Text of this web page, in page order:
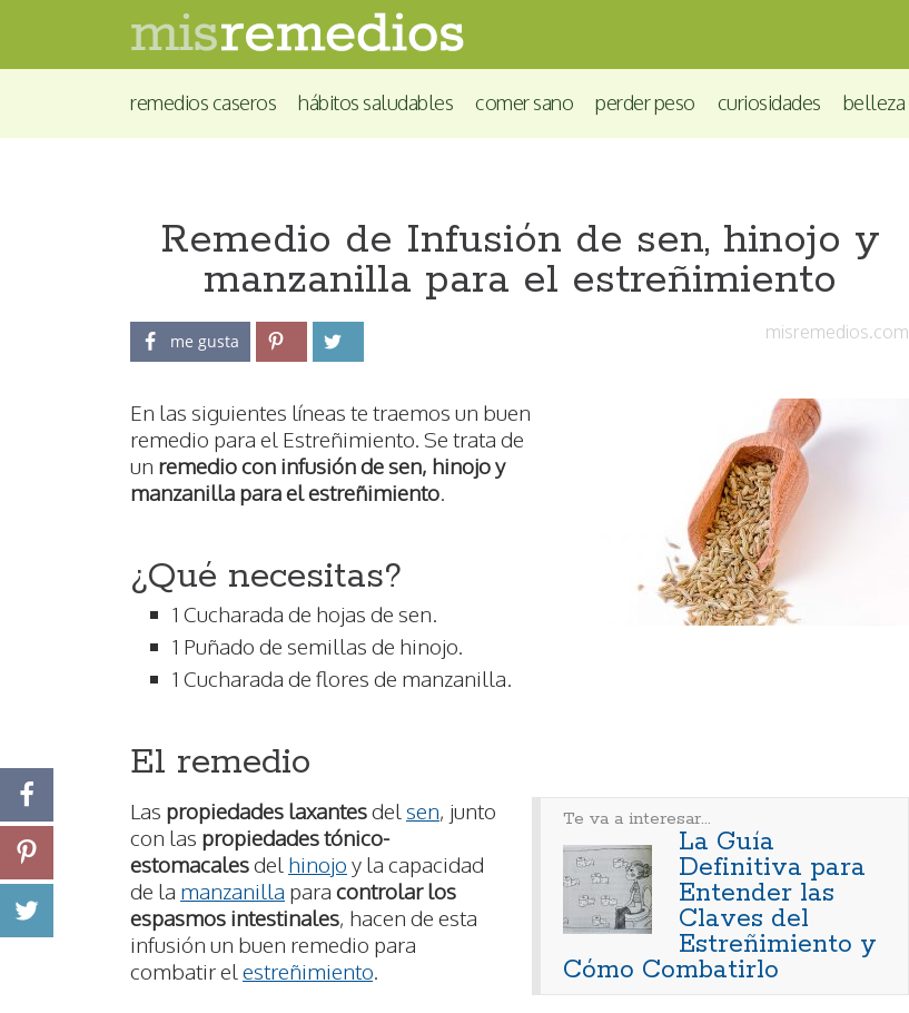
remedios caseros hábitos saludables comer sano perder peso curiosidades belleza
Remedio de Infusión de sen, hinojo y
manzanilla para el estreñimiento
misremedios.com
me gusta
En las siguientes líneas te traemos un buen
remedio para el Estreñimiento. Se trata de
un remedio con infusión de sen, hinojo y
manzanilla para el estreñimiento.
¿Qué necesitas?
1 Cucharada de hojas de sen.
1 Puñado de semillas de hinojo.
1 Cucharada de flores de manzanilla.
El remedio
Te va a interesar...
La Guía
Definitiva para
Entender las
Claves del
Estreñimiento y
Cómo Combatirlo
Las propiedades laxantesdel sen, junto
con las propiedades tónico-
estomacalesdel hinojo y la capacidad
de la manzanilla para controlar los
espasmos intestinales, hacen de esta
infusión un buen remedio para
combatir el estreñimiento.